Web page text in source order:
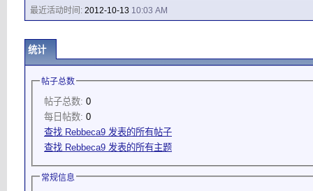
最近活动时间: 2012-10-13 10:03 AM
统计
帖子总数
帖子总数: 0
每日帖数: 0
查找 Rebbeca9 发表的所有帖子
查找 Rebbeca9 发表的所有主题
常规信息